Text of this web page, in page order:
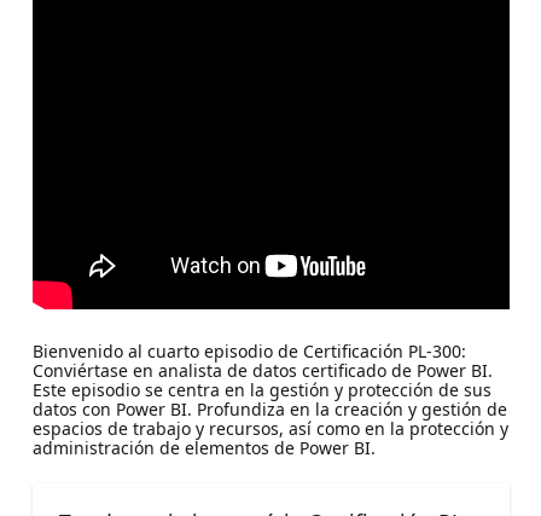
Bienvenido al cuarto episodio de Certificación PL-300:
Conviértase en analista de datos certificado de Power BI.
Este episodio se centra en la gestión y protección de sus
datos con Power BI. Profundiza en la creación y gestión de
espacios de trabajo y recursos, así como en la protección y
administración de elementos de Power BI.